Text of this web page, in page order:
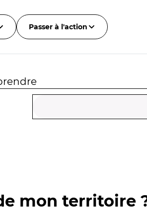
Passer à l'action
mon territoire